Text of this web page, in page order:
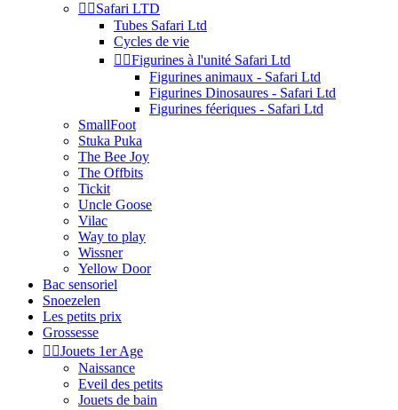
 Safari LTD
Tubes Safari Ltd
Cycles de vie
 Figurines à l'unité Safari Ltd
Figurines animaux - Safari Ltd
Figurines Dinosaures - Safari Ltd
Figurines féeriques - Safari Ltd
SmallFoot
Stuka Puka
The Bee Joy
The Offbits
Tickit
Uncle Goose
Vilac
Way to play
Wissner
Yellow Door
Bac sensoriel
Snoezelen
Les petits prix
Grossesse
 Jouets 1er Age
Naissance
Eveil des petits
Jouets de bain